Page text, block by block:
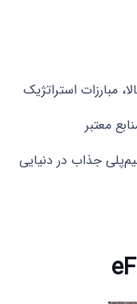
مبارزات استراتژیک
معتبر
جذاب در دنیایی